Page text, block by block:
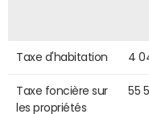
Taxe d'habitation 4
Taxe foncière sur
les propriétés
55